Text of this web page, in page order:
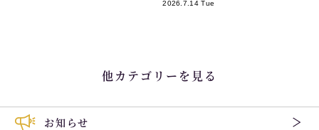
2026.7.14 Tue
他カテゴリーを見る
お知らせ